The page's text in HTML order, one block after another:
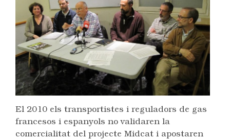
El 2010 els transportistes i reguladors de gas
francesos i espanyols no validaren la
comercialitat del projecte Midcat i apostaren